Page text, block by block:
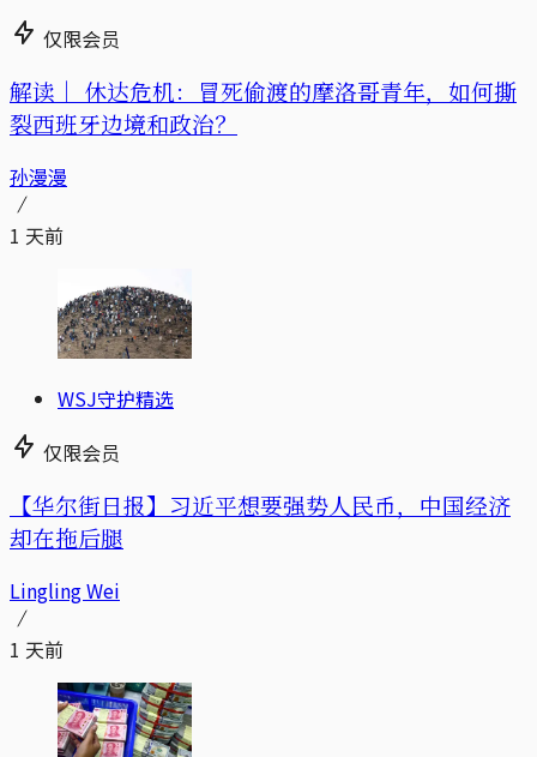
仅限会员
解读｜ 休达危机：冒死偷渡的摩洛哥青年，如何撕
裂西班牙边境和政治？
孙漫漫
1 天前
WSJ守护精选
仅限会员
【华尔街日报】习近平想要强势人民币，中国经济
却在拖后腿
Lingling Wei
1 天前